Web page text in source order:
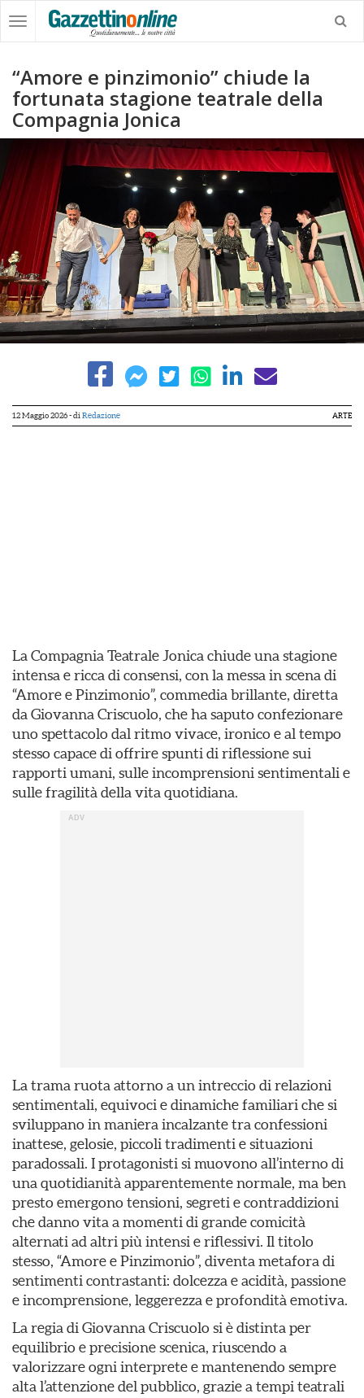
“Amore e pinzimonio” chiude la
fortunata stagione teatrale della
Compagnia Jonica
12 Maggio 2026- di Redazione ARTE
La Compagnia Teatrale Jonica chiude una stagione
intensa e ricca di consensi, con la messa in scena di
“Amore e Pinzimonio”, commedia brillante, diretta
da Giovanna Criscuolo, che ha saputo confezionare
uno spettacolo dal ritmo vivace, ironico e al tempo
stesso capace di offrire spunti di riflessione sui
rapporti umani, sulle incomprensioni sentimentali e
sulle fragilità della vita quotidiana.
La trama ruota attorno a un intreccio di relazioni
sentimentali, equivoci e dinamiche familiari che si
sviluppano in maniera incalzante tra confessioni
inattese, gelosie, piccoli tradimenti e situazioni
paradossali. I protagonisti si muovono all’interno di
una quotidianità apparentemente normale, ma ben
presto emergono tensioni, segreti e contraddizioni
che danno vita a momenti di grande comicità
alternati ad altri più intensi e riflessivi. Il titolo
stesso, “Amore e Pinzimonio”, diventa metafora di
sentimenti contrastanti: dolcezza e acidità, passione
e incomprensione, leggerezza e profondità emotiva.
La regia di Giovanna Criscuolo si è distinta per
equilibrio e precisione scenica, riuscendo a
valorizzare ogni interprete e mantenendo sempre
alta l’attenzione del pubblico, grazie a tempi teatrali